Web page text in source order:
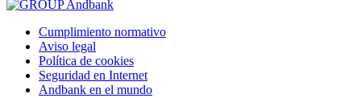
Cumplimiento normativo
Aviso legal
Política de cookies
Seguridad en Internet
Andbank en el mundo